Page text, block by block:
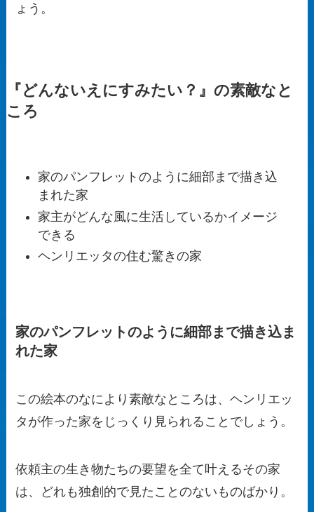
ょう。
『どんないえにすみたい？』の素敵なと
ころ
家のパンフレットのように細部まで描き込
まれた家
家主がどんな風に生活しているかイメージ
できる
ヘンリエッタの住む驚きの家
家のパンフレットのように細部まで描き込ま
れた家
この絵本のなにより素敵なところは、ヘンリエッ
タが作った家をじっくり見られることでしょう。
依頼主の生き物たちの要望を全て叶えるその家
は、どれも独創的で見たことのないものばかり。